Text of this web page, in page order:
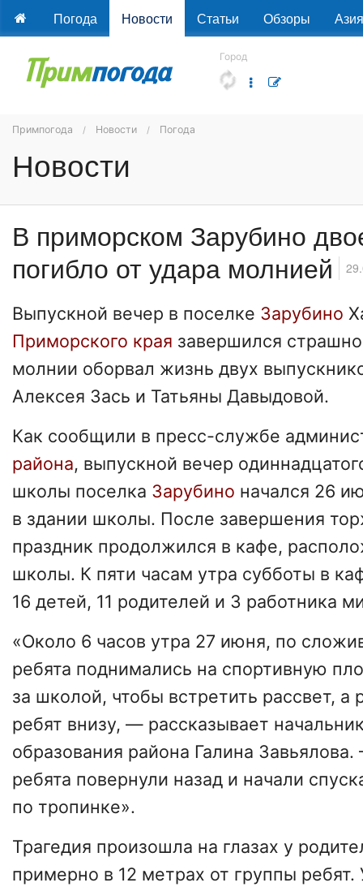
Погода Новости Статьи Обзоры Азия
Город
Примпогода Новости Погода
Новости
В приморском Зарубино
погибло от удара молнией
Выпускной вечер в поселке Зарубино
Приморского края завершился
молнии оборвал жизнь двух
Алексея Зась и Татьяны Давыдовой.
Как сообщили в пресс-службе
района, выпускной вечер
школы поселка Зарубино начался 26
в здании школы. После завершения
праздник продолжился в кафе,
школы. К пяти часам утра субботы в
16 детей, 11 родителей и 3 работника
«Около 6 часов утра 27 июня, по
ребята поднимались на спортивную
за школой, чтобы встретить рассвет, а
ребят внизу, — рассказывает
образования района Галина
ребята повернули назад и начали
по тропинке».
Трагедия произошла на глазах у
примерно в 12 метрах от группы